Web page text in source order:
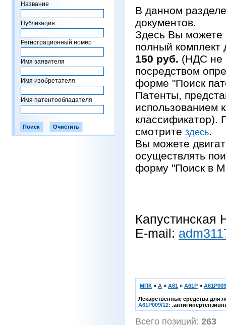
Название
Публикация
Регистрационный номер
Имя заявителя
Имя изобретателя
Имя патентообладателя
В данном
документов.
Здесь Вы можете
полный комплект
150 руб. (НДС не
посредством
форме "Поиск
Патенты,
использованием
классификатор).
смотрите здесь.
Вы можете
осуществлять
форму "Поиск в
Капустинская
E-mail:
МПК » A » A61 » A61P »
Лекарственные средства для
A61P009/12:
Всего позиций: 263